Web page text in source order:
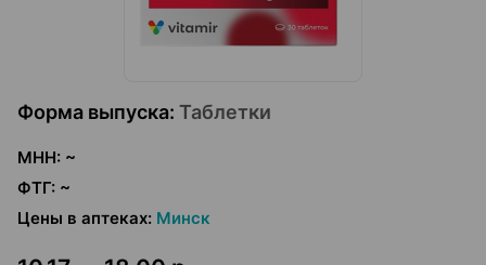
Форма выпуска: Таблетки
МНН: ~
ФТГ: ~
Цены в аптеках: Минск